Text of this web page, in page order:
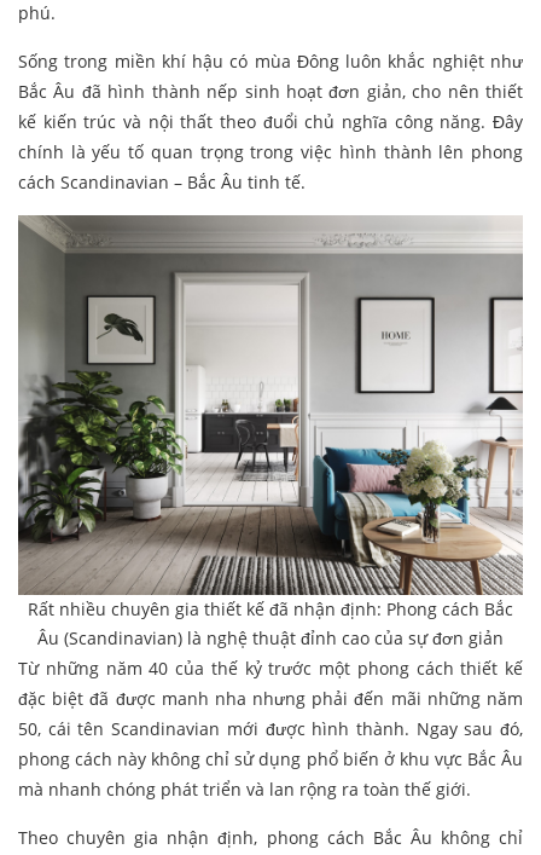
phú.
Sống trong miền khí hậu có mùa Đông luôn khắc nghiệt như
Bắc Âu đã hình thành nếp sinh hoạt đơn giản, cho nên thiết
kế kiến trúc và nội thất theo đuổi chủ nghĩa công năng. Đây
chính là yếu tố quan trọng trong việc hình thành lên phong
cách Scandinavian – Bắc Âu tinh tế.
Rất nhiều chuyên gia thiết kế đã nhận định: Phong cách Bắc
Âu (Scandinavian) là nghệ thuật đỉnh cao của sự đơn giản
Từ những năm 40 của thế kỷ trước một phong cách thiết kế
đặc biệt đã được manh nha nhưng phải đến mãi những năm
50, cái tên Scandinavian mới được hình thành. Ngay sau đó,
phong cách này không chỉ sử dụng phổ biến ở khu vực Bắc Âu
mà nhanh chóng phát triển và lan rộng ra toàn thế giới.
Theo chuyên gia nhận định, phong cách Bắc Âu không chỉ